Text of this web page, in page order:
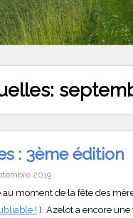
: 3ème édition
2019
moment de la fête des
! ). Azelot a encore une